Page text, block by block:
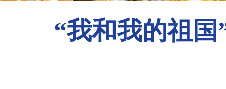
“我和我的祖